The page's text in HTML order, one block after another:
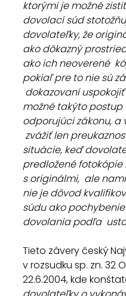
ktorými je možné
dovolací súd
dovolateľky, že
ako dôkazný
ako ich neoverené
pokiaľ pre to nie sú
dokazovaní
možné takýto
odporujúci zákonu, a
zvážiť len
situácie, keď
predložené
s originálmi,  ale
nie je dôvod
súdu ako
dovolania podľa
Tieto závery český
v rozsudku sp. zn. 32
22.6.2004, kde